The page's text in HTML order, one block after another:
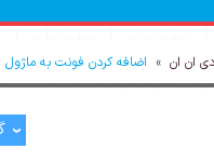
ان ان » اضافه کردن فونت به ماژول html